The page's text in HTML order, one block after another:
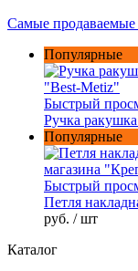
Самые продаваемые
Популярные
Быстрый
Ручка
Популярные
Быстрый
Петля
руб. / шт
Каталог